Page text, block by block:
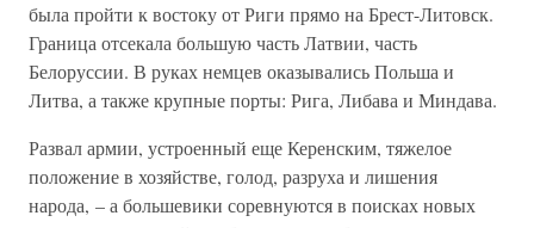
была пройти к востоку от Риги прямо на Брест-Литовск.
Граница отсекала большую часть Латвии, часть
Белоруссии. В руках немцев оказывались Польша и
Литва, а также крупные порты: Рига, Либава и Миндава.
Развал армии, устроенный еще Керенским, тяжелое
положение в хозяйстве, голод, разруха и лишения
народа, – а большевики соревнуются в поисках новых